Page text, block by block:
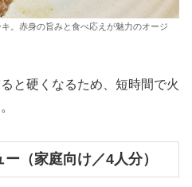
。赤身の旨みと食べ応えが魅力のオージ
と硬くなるため、短時間で火
（家庭向け／4人分）